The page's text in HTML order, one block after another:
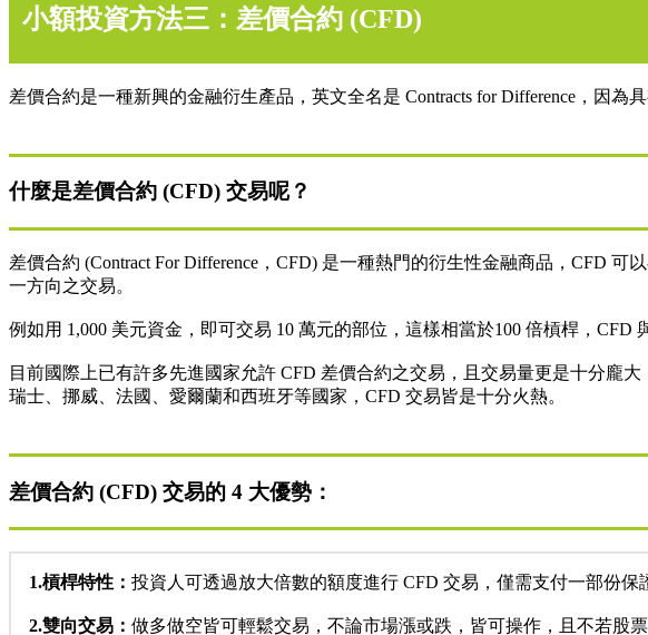
小額投資方法三：差價合約 (CFD)
差價合約是一種新興的金融衍生產品，英文全名是 Contracts for Difference，因
什麼是差價合約 (CFD) 交易呢？
差價合約 (Contract For Difference，CFD) 是一種熱門的衍生性金融商品，CFD
一方向之交易。
例如用 1,000 美元資金，即可交易 10 萬元的部位，這樣相當於100 倍槓桿，
目前國際上已有許多先進國家允許 CFD 差價合約之交易，且交易量更是十分龐
瑞士、挪威、法國、愛爾蘭和西班牙等國家，CFD 交易皆是十分火熱。
差價合約 (CFD) 交易的 4 大優勢：
1.槓桿特性： 投資人可透過放大倍數的額度進行 CFD 交易，僅需支付一部份保
2.雙向交易： 做多做空皆可輕鬆交易，不論市場漲或跌，皆可操作，且不若股